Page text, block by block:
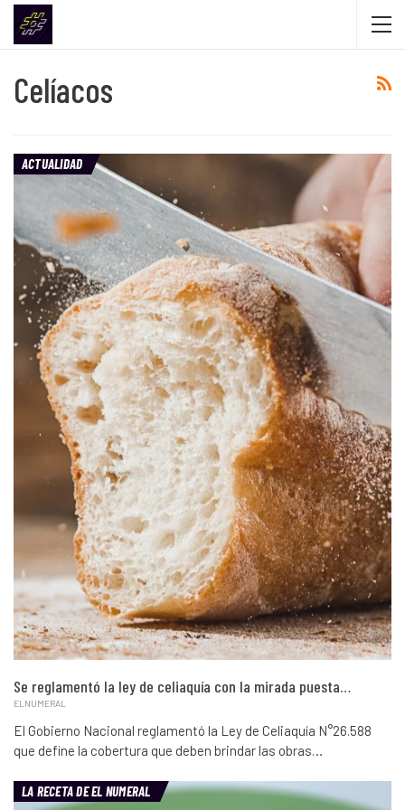
Celíacos
ACTUALIDAD
Se reglamentó la ley de celiaquía con la mirada puesta…
ELNUMERAL
El Gobierno Nacional reglamentó la Ley de Celiaquía N°26.588
que define la cobertura que deben brindar las obras…
LA RECETA DE EL NUMERAL